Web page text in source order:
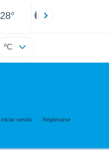
28°
ºC
Iniciar sesión Registrarse